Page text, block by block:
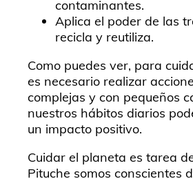
contaminantes.
Aplica el poder de las
recicla y reutiliza.
Como puedes ver, para
es necesario realizar
complejas y con pequeños
nuestros hábitos diarios
un impacto positivo.
Cuidar el planeta es tarea
Pituche somos conscientes